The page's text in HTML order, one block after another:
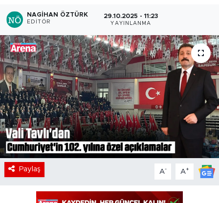
NAGIHAN ÖZTÜRK
EDITÖR
29.10.2025 - 11:23
YAYINLANMA
Paylaş A- A+